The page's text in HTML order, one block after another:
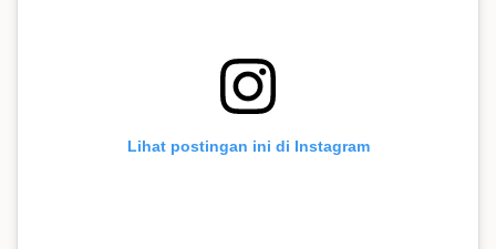
Lihat postingan ini di Instagram